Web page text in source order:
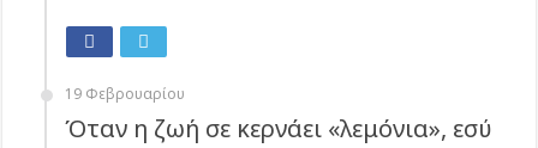
19 Φεβρουαρίου
Όταν η ζωή σε κερνάει «λεμόνια», εσύ